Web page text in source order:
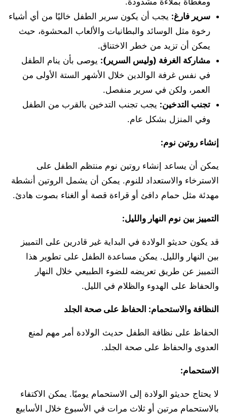
سرير فارغ: يجب أن يكون سرير الطفل خاليًا من أي أشياء
رخوة مثل الوسائد والبطانيات والألعاب المحشوة، حيث
يمكن أن تزيد من خطر الاختناق.
مشاركة الغرفة (وليس السرير): يوصى بأن ينام الطفل
في نفس غرفة الوالدين خلال الأشهر الستة الأولى من
العمر، ولكن في سرير منفصل.
تجنب التدخين: يجب تجنب التدخين بالقرب من الطفل
وفي المنزل بشكل عام.
إنشاء روتين نوم:
يمكن أن يساعد إنشاء روتين نوم منتظم الطفل على
الاسترخاء والاستعداد للنوم. يمكن أن يشمل الروتين أنشطة
مهدئة مثل حمام دافئ أو قراءة قصة أو الغناء بصوت هادئ.
التمييز بين نوم النهار والليل:
قد يكون حديثو الولادة في البداية غير قادرين على التمييز
بين النهار والليل. يمكن مساعدة الطفل على تطوير هذا
التمييز عن طريق تعريضه للضوء الطبيعي خلال النهار
والحفاظ على الهدوء والظلام في الليل.
النظافة والاستحمام: الحفاظ على صحة الجلد
الحفاظ على نظافة الطفل حديث الولادة أمر مهم لمنع
العدوى والحفاظ على صحة الجلد.
الاستحمام:
لا يحتاج حديثو الولادة إلى الاستحمام يوميًا. يمكن الاكتفاء
بالاستحمام مرتين أو ثلاث مرات في الأسبوع خلال الأسابيع